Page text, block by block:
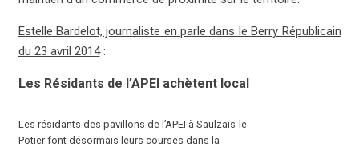
Estelle Bardelot, journaliste en parle dans le Berry Républicain
du 23 avril 2014:
Les Résidants de l’APEI achètent local
Les résidants des pavillons de l’APEI à Saulzais-le-
Potier font désormais leurs courses dans la